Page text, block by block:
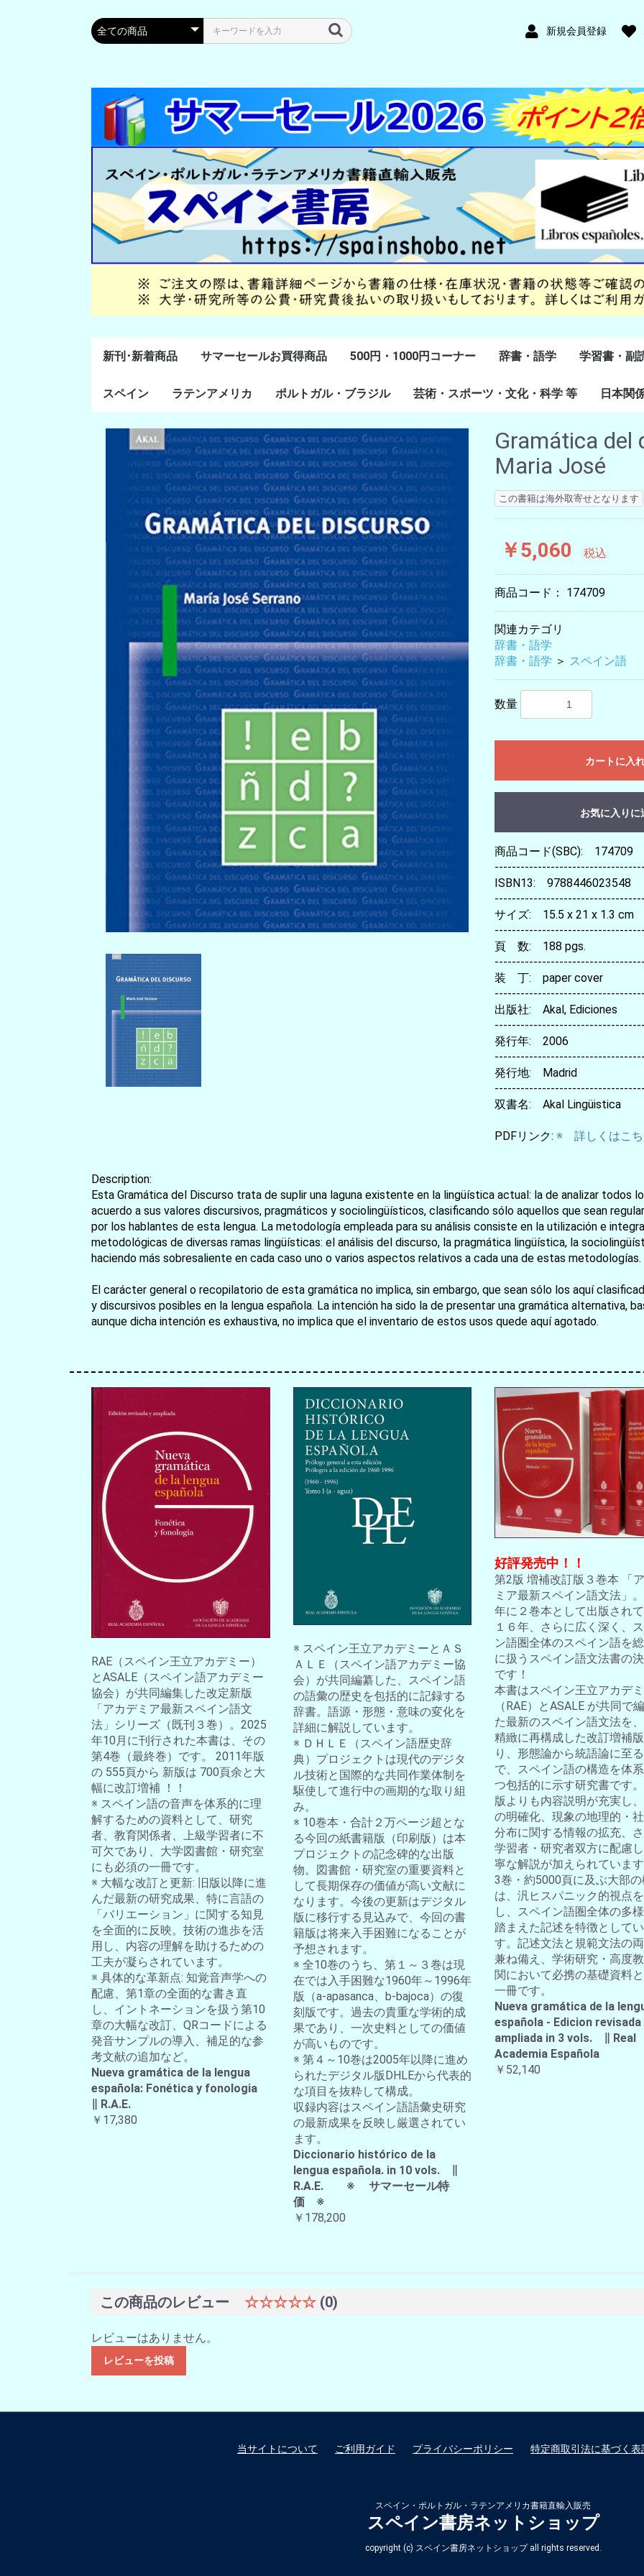
新規会員登録
新刊･新着商品 サマーセールお買得商品 500円・1000円コーナー 辞書・語学
スペイン語
ポルトガル語
Lenguas Ibericas
Lenguas Indigenas
スペインの教科書
その他
学習書・副
学習教材
副読本教材
絵本・児童
スペイン
通史・全般
８～１５世紀
１６～１８世紀
１８世紀末～２０世紀
20世紀後半以降
ラテンアメリカ
ラテン・アメリカ全般
メキシコ研究
中米・カリブ研究
キューバ研究
南米諸国
ペルー研究
チリ研究
アルゼンチン研究
ポルトガル・ブラジル
ポルトガル研究
ブラジル研究
芸術・スポーツ・文化・科学 等
美術
音楽・舞踊
スポーツ
演劇・映画
料理・食文化
マンガ・コミック
その他
日本関
Gramática
Maria José
この書籍は海外取寄せとなります
￥5,060 税込
商品コード： 174709
関連カテゴリ
辞書・語学
辞書・語学 ＞ スペイン語
数量
カートに入
お買い物を続ける カートへ進む
お気に入りに
商品コード(SBC): 174709
ISBN13: 9788446023548
サイズ: 15.5 x 21 x 1.3 cm
頁 数: 188 pgs.
装 丁: paper cover
出版社: Akal, Ediciones
発行年: 2006
発行地: Madrid
双書名: Akal Lingüistica
PDFリンク: ※ 詳しくはこち
Description:
Esta Gramática del Discurso trata de suplir una laguna existente en la lingüística actual: la de analizar todos
acuerdo a sus valores discursivos, pragmáticos y sociolingüísticos, clasificando sólo aquellos que sean
por los hablantes de esta lengua. La metodología empleada para su análisis consiste en la utilización e
metodológicas de diversas ramas lingüísticas: el análisis del discurso, la pragmática lingüística, la
haciendo más sobresaliente en cada caso uno o varios aspectos relativos a cada una de estas metodologías.
El carácter general o recopilatorio de esta gramática no implica, sin embargo, que sean sólo los aquí
y discursivos posibles en la lengua española. La intención ha sido la de presentar una gramática alternativa,
aunque dicha intención es exhaustiva, no implica que el inventario de estos usos quede aquí agotado.
RAE（スペイン王立アカデミー）
とASALE（スペイン語アカデミー
協会）が共同編集した改定新版
「アカデミア最新スペイン語文
法」シリーズ（既刊３巻）。2025
年10月に刊行された本書は、その
第4巻（最終巻）です。 2011年版
の 555頁から 新版は 700頁余と大
幅に改訂増補 ！！
※ スペイン語の音声を体系的に理
解するための資料として、研究
者、教育関係者、上級学習者に不
可欠であり、大学図書館・研究室
にも必須の一冊です。
※ 大幅な改訂と更新: 旧版以降に進
んだ最新の研究成果、特に言語の
「バリエーション」に関する知見
を全面的に反映。技術の進歩を活
用し、内容の理解を助けるための
工夫が凝らされています。
※ 具体的な革新点: 知覚音声学への
配慮、第1章の全面的な書き直
し、イントネーションを扱う第10
章の大幅な改訂、QRコードによる
発音サンプルの導入、補足的な参
考文献の追加など。
Nueva gramática de la lengua
española: Fonética y fonologia
∥ R.A.E.
￥17,380
※ スペイン王立アカデミーとＡＳ
ＡＬＥ（スペイン語アカデミー協
会）が共同編纂した、スペイン語
の語彙の歴史を包括的に記録する
辞書。語源・形態・意味の変化を
詳細に解説しています。
※ ＤＨＬＥ（スペイン語歴史辞
典）プロジェクトは現代のデジタ
ル技術と国際的な共同作業体制を
駆使して進行中の画期的な取り組
み。
※ 10巻本・合計２万ページ超とな
る今回の紙書籍版（印刷版）は本
プロジェクトの記念碑的な出版
物。図書館・研究室の重要資料と
して長期保存の価値が高い文献に
なります。今後の更新はデジタル
版に移行する見込みで、今回の書
籍版は将来入手困難になることが
予想されます。
※ 全10巻のうち、第１～３巻は現
在では入手困難な1960年～1996年
版（a-apasanca、b-bajoca）の復
刻版です。過去の貴重な学術的成
果であり、一次史料としての価値
が高いものです。
※ 第４～10巻は2005年以降に進め
られたデジタル版DHLEから代表的
な項目を抜粋して構成。
収録内容はスペイン語語彙史研究
の最新成果を反映し厳選されてい
ます。
Diccionario histórico de la
lengua española. in 10 vols. ∥
R.A.E. ※ サマーセール特
価 ※
￥178,200
好評発売中！！
第2版 増補改訂版３巻本 「
ミア最新スペイン語文法」
年に２巻本として出版され
１６年、さらに広く深く、
ン語圏全体のスペイン語を
に扱うスペイン語文法書の
です！
本書はスペイン王立アカデ
（RAE）とASALE が共同で
た最新のスペイン語文法を
精緻に再構成した改訂増補
り、形態論から統語論に至る
で、スペイン語の構造を体
つ包括的に示す研究書です
版よりも内容説明が充実し
の明確化、現象の地理的・
分布に関する情報の拡充、
学習者・研究者双方に配慮
寧な解説が加えられていま
3巻・約5000頁に及ぶ大部
は、汎ヒスパニック的視点
し、スペイン語圏全体の多
踏まえた記述を特徴としてい
す。記述文法と規範文法の
兼ね備え、学術研究・高度
関において必携の基礎資料
一冊です。
Nueva gramática de la
española - Edicion revisada
ampliada in 3 vols. ∥ Real
Academia Española
￥52,140
この商品のレビュー ☆☆☆☆☆ (0)
レビューはありません。
レビューを投稿
当サイトについて ご利用ガイド プライバシーポリシー 特定商取引法に基づく表
スペイン・ポルトガル・ラテンアメリカ書籍直輸入販売
スペイン書房ネットショップ
copyright (c) スペイン書房ネットショップ all rights reserved.